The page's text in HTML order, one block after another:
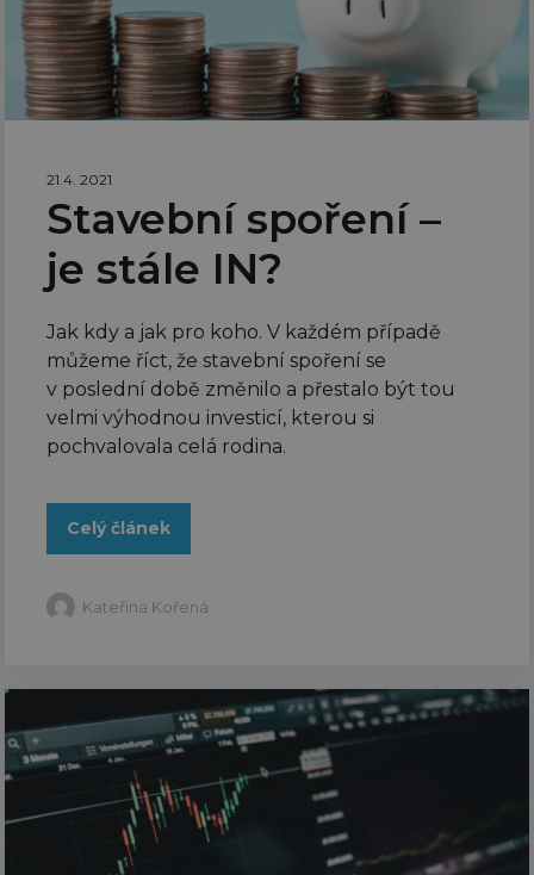
21.4. 2021
Stavební spoření –
je stále IN?
Jak kdy a jak pro koho. V každém případě
můžeme říct, že stavební spoření se
v poslední době změnilo a přestalo být tou
velmi výhodnou investicí, kterou si
pochvalovala celá rodina.
Celý článek
Kateřina Kořená